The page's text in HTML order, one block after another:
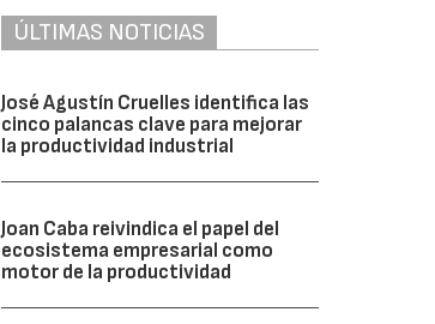
ÚLTIMAS NOTICIAS
José Agustín Cruelles identifica las
cinco palancas clave para mejorar
la productividad industrial
Joan Caba reivindica el papel del
ecosistema empresarial como
motor de la productividad